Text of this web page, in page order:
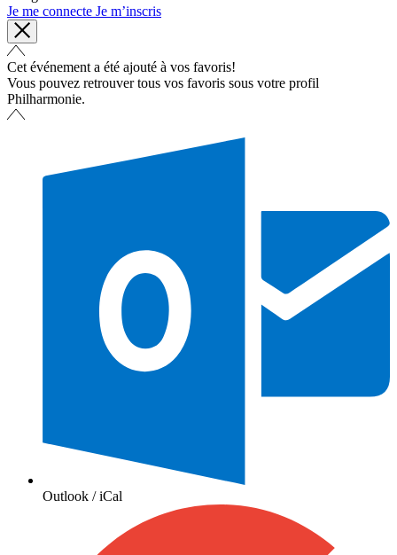
Je me connecte Je m’inscris
Cet événement a été ajouté à vos favoris!
Vous pouvez retrouver tous vos favoris sous votre profil
Philharmonie.
Outlook / iCal